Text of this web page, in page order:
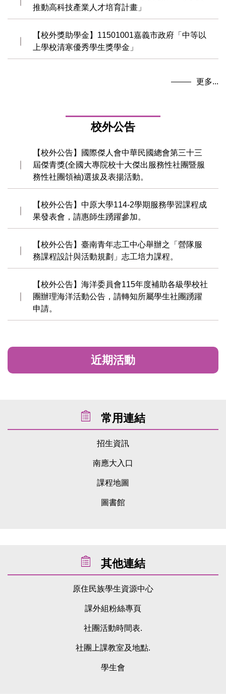
推動高科技產業人才培育計畫」
【校外獎助學金】11501001嘉義市政府「中等以
上學校清寒優秀學生獎學金」
更多...
校外公告
【校外公告】國際傑人會中華民國總會第三十三
屆傑青獎(全國大專院校十大傑出服務性社團暨服
務性社團領袖)選拔及表揚活動。
【校外公告】中原大學114-2學期服務學習課程成
果發表會，請惠師生踴躍參加。
【校外公告】臺南青年志工中心舉辦之「營隊服
務課程設計與活動規劃」志工培力課程。
【校外公告】海洋委員會115年度補助各級學校社
團辦理海洋活動公告，請轉知所屬學生社團踴躍
申請。
近期活動
常用連結
招生資訊
南應大入口
課程地圖
圖書館
其他連結
原住民族學生資源中心
課外組粉絲專頁
社團活動時間表.
社團上課教室及地點.
學生會